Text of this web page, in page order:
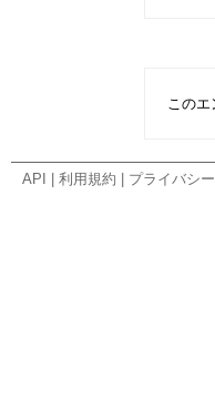
このエ
API 利用規約 プライバシ